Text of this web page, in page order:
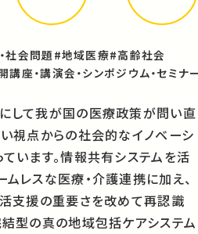
社会問題#地域医療#高齢社会
講座・講演会・シンポジウム・セミナ
して我が国の医療政策が問い直
い視点からの社会的なイノベーシ
います。情報共有システムを活
レスな医療・介護連携に加え、
活支援の重要さを改めて再認識
結型の真の地域包括ケアシステム